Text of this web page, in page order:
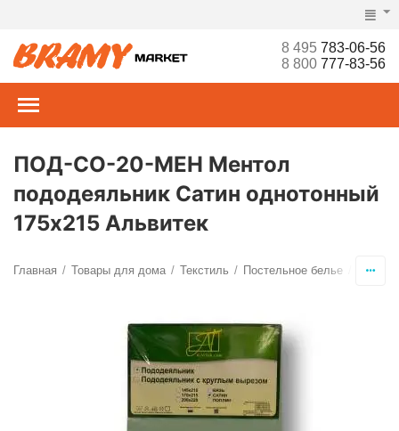
8 495783-06-56
8 800777-83-56
ПОД-СО-20-МЕН Ментол
пододеяльник Сатин однотонный
175х215 Альвитек
Главная / Товары для дома / Текстиль / Постельное белье